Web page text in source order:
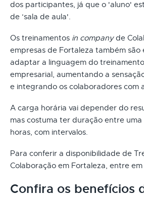
dos participantes, já que o 'aluno'
de ‘sala de aula'.
Os treinamentos in companyde
empresas de Fortaleza também são
adaptar a linguagem do
empresarial, aumentando a
e integrando os colaboradores com
A carga horária vai depender do
mas costuma ter duração entre
horas, com intervalos.
Para conferir a disponibilidade de
Colaboração em Fortaleza, entre
Confira os benefícios